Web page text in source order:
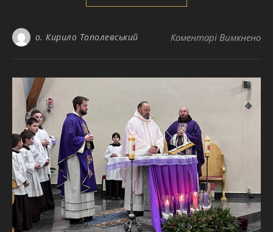
о. Кирило Тополевський Коментарі Вимкненодо